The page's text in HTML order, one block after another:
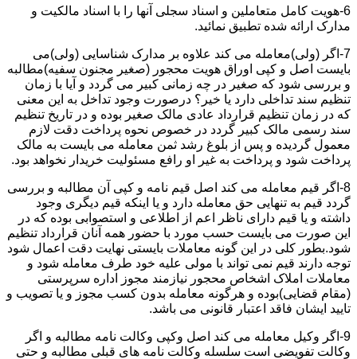
6-هویت کامل متعاملین و اسناد سجلی آنها را با اسناد مالکیت و
مدارک ارائه شده تطبیق نمائید.
7-اگر (ولی)معامله می کند علاوه بر مدارک شناسایی (ولی)می
بایست اصل و کپی اوراق هویت محجور (صغیر مجنون سفیه)مطالبه
و بررسی شود که صغیر در چه زمانی کبیر می گردد و آیا با زمان
تنظیم سند تداخلی دارد یا خیر؟ درصورت وجود تداخل به این معنی
که در زمان تنظیم قرارداد عادی مالک صغیر بوده و در تاریخ تنظیم
سند رسمی مالک کبیر گردد در خصوص نحوه پرداخت دقت لازم
معمول گردیده و پس از بلوغ رشد ثمن معامله می بایست به مالک
پرداخت شود و پرداخت به غیر او رافع مسئولیت خریدار نخواهد بود.
8-اگر قیم معامله می کند اصل قیم نامه و کپی آن مطالبه و بررسی
گردد قیم به تنهایی حق معامله دارد و یا اینکه قیم دیگری وجود
داشته و یا قیم دارای ناظر اعم از اطلاعی و استصوابی بوده که در
این صورت می بایست حسب مورد با حضور همه آنان قرارداد تنظیم
شود.بطور کلی در این گونه معاملات بایستی نهایت دقت اعمال شود
توجه دارند قیم نمی تواند با مولی علیه خود طرف معامله شود و
معاملات املاک اشخاص محجور نیازمند مجوز اداره سرپرستی
(مقام قضایی)بوده و هرگونه معامله بدون کسب مجوز و یا تصویب و
تایید ایشان فاقد اعتبار قانونی می باشد.
9-اگر وکیل معامله می کند اصل وکپی وکالت نامه مطالبه و اگر
وکالت تفویضی است سلسله وکالت نامه های قبلی مطالبه و حتی